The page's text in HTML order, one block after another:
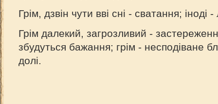
Грім, дзвін чути вві сні - сватання; іноді
Грім далекий, загрозливий -
збудуться бажання; грім - несподіване
долі.